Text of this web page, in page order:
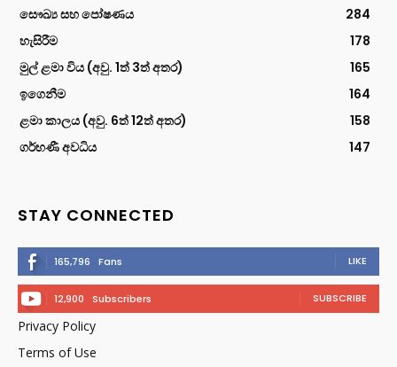
සෞඛ්‍ය සහ පෝෂණය
284
හැසිරීම
178
මුල් ළමා විය (අවු. 1ත් 3ත් අතර)
165
ඉගෙනීම
164
ළමා කාලය (අවු. 6ත් 12ත් අතර)
158
ගර්භණී අවධිය
147
STAY CONNECTED
165,796 Fans LIKE
12,900 Subscribers SUBSCRIBE
Privacy Policy
Terms of Use